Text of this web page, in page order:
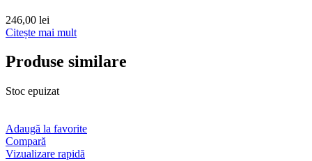
246,00 lei
Citește mai mult
Produse similare
Stoc epuizat
Adaugă la favorite
Compară
Vizualizare rapidă